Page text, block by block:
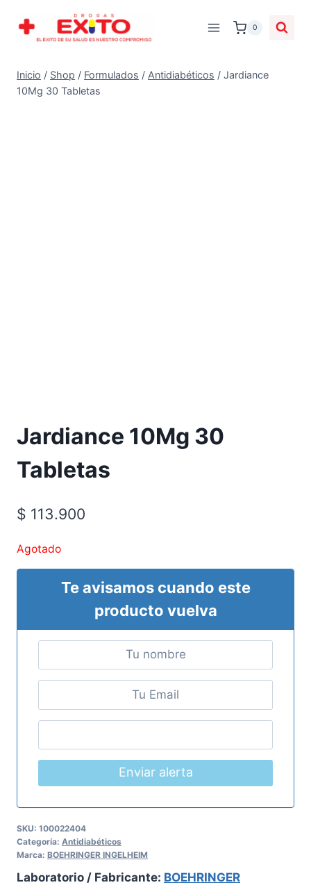
0
Inicio / Shop / Formulados / Antidiabéticos / Jardiance
10Mg 30 Tabletas
Jardiance 10Mg 30
Tabletas
$ 113.900
Agotado
Te avisamos cuando este
producto vuelva
Enviar alerta
SKU: 100022404
Categoría: Antidiabéticos
Marca: BOEHRINGER INGELHEIM
Laboratorio / Fabricante: BOEHRINGER